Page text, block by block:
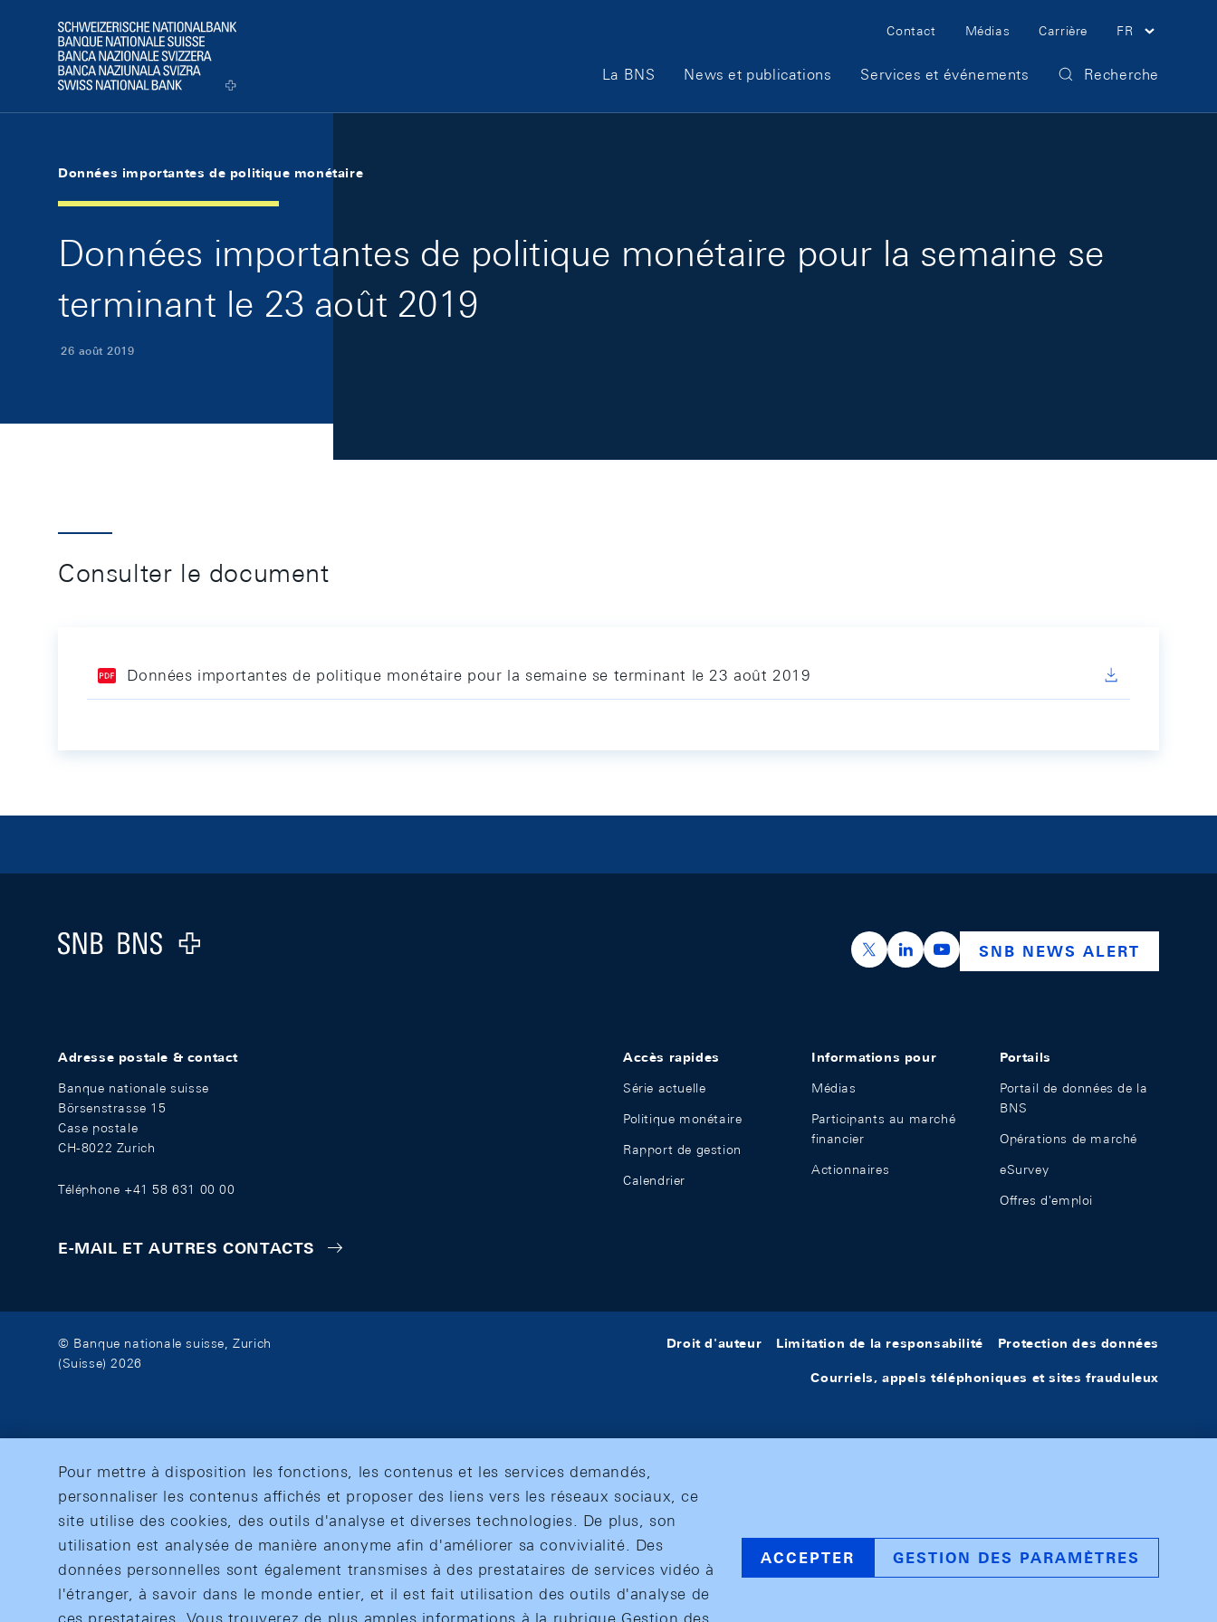
Logo
Meta Navigation
Contact Médias Carrière FR
Main Navigation
La BNS News et publications Services et événements Recherche
Données importantes de politique monétaire
Données importantes de politique monétaire pour la semaine se
terminant le 23 août 2019
26 août 2019
Consulter le document
Données importantes de politique monétaire pour la semaine se terminant le 23 août 2019
Logo
https://x.com/snb_bns
https://ch.linkedin.com/company/swiss-
https://www.youtube.com/
SNB NEWS ALERT
Adresse postale & contact
Banque nationale suisse
Börsenstrasse 15
Case postale
CH-8022 Zurich
Téléphone +41 58 631 00 00
E-MAIL ET AUTRES CONTACTS
Accès rapides
Série actuelle
Politique monétaire
Rapport de gestion
Calendrier
Informations pour
Médias
Participants au marché
financier
Actionnaires
Portails
Portail de données de la
BNS
Opérations de marché
eSurvey
Offres d'emploi
© Banque nationale suisse, Zurich
(Suisse) 2026
Droit d'auteur Limitation de la responsabilité Protection des données
Courriels, appels téléphoniques et sites frauduleux
Pour mettre à disposition les fonctions, les contenus et les services demandés,
personnaliser les contenus affichés et proposer des liens vers les réseaux sociaux, ce
site utilise des cookies, des outils d'analyse et diverses technologies. De plus, son
utilisation est analysée de manière anonyme afin d'améliorer sa convivialité. Des
données personnelles sont également transmises à des prestataires de services vidéo à
l'étranger, à savoir dans le monde entier, et il est fait utilisation des outils d'analyse de
ACCEPTER GESTION DES PARAMÈTRES